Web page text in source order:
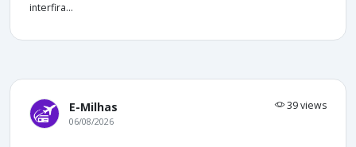
interfira...
E-Milhas 39 views
06/08/2026